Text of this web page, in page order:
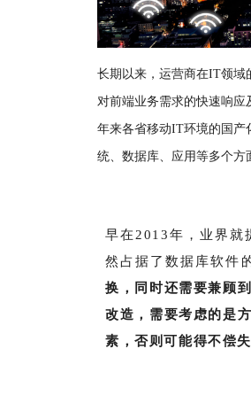
长期以来，运营商在IT领域
对前端业务需求的快速响
年来各省移动IT环境的国产
统、数据库、应用等多个
早在2013年，业界就
然占据了数据库软件
换，同时还需要兼顾
改造，需要考虑的是
素，否则可能得不偿失